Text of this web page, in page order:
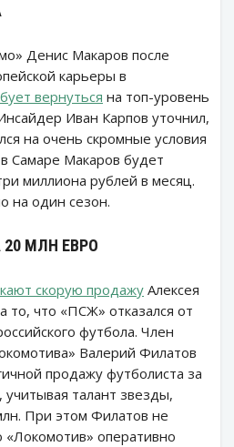
Денис Макаров после
карьеры в
вернуться на топ-уровень
Иван Карпов уточнил,
на очень скромные условия
Самаре Макаров будет
миллиона рублей в месяц.
на один сезон.
МЛН ЕВРО
скорую продажуАлексея
то, что «ПСЖ» отказался от
футбола. Член
Валерий Филатов
продажу футболиста за
талант звезды,
При этом Филатов не
«Локомотив» оперативно